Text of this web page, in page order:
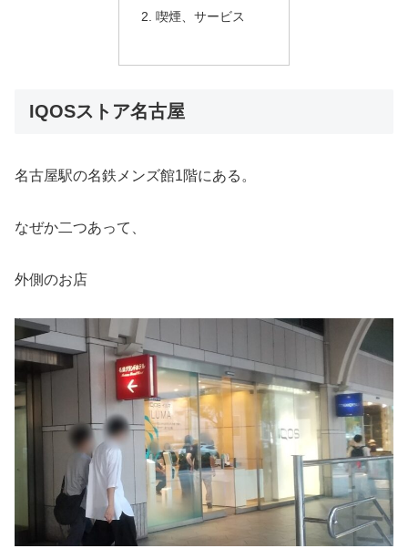
喫煙、サービス
IQOSストア名古屋
名古屋駅の名鉄メンズ館1階にある。
なぜか二つあって、
外側のお店